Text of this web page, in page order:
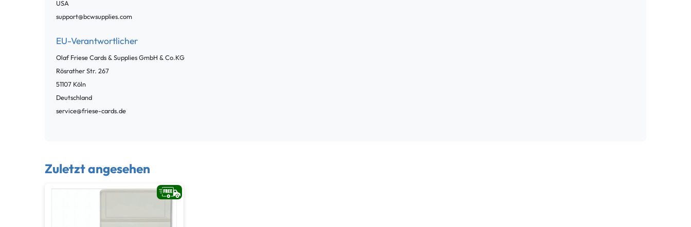
USA
support@bcwsupplies.com
EU-Verantwortlicher
Olaf Friese Cards & Supplies GmbH & Co.KG
Rösrather Str. 267
51107 Köln
Deutschland
service@friese-cards.de
Zuletzt angesehen